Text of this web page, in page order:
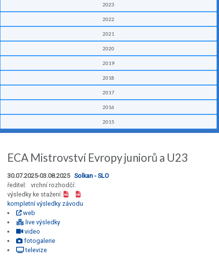
2023
2022
2021
2020
2019
2018
2017
2016
2015
ECA Mistrovství Evropy juniorů a U23
30.07.2025-03.08.2025 Solkan - SLO
ředitel: vrchní rozhodčí:
výsledky ke stažení:
kompletní výsledky závodu
web
live výsledky
video
fotogalerie
televize